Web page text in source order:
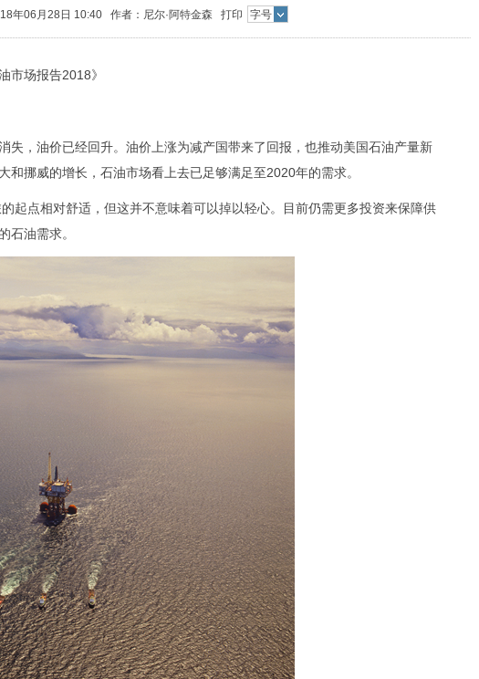
年06月28日 10:40 作者：尼尔·阿特金森 打印 字号
场报告2018》
，油价已经回升。油价上涨为减产国带来了回报，也推动美国石油产量新
和挪威的增长，石油市场看上去已足够满足至2020年的需求。
点相对舒适，但这并不意味着可以掉以轻心。目前仍需更多投资来保障供
石油需求。